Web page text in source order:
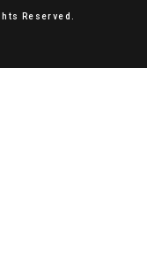
Reserved.